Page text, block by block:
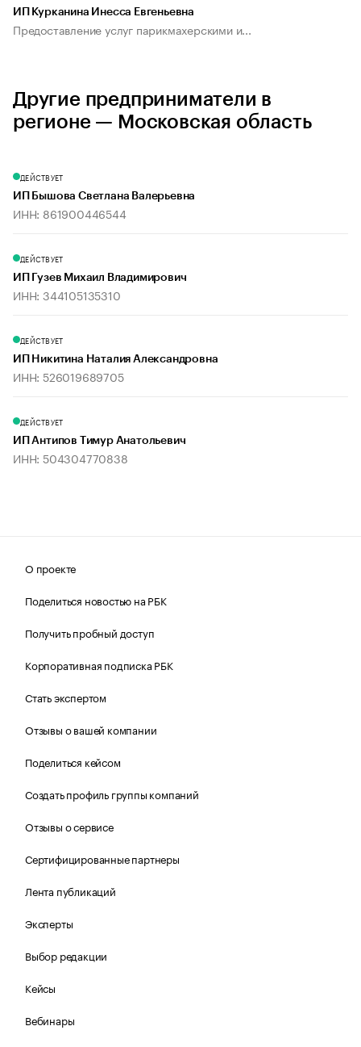
ИП Курканина Инесса Евгеньевна
Предоставление услуг парикмахерскими и...
Другие предприниматели в
регионе — Московская область
ДЕЙСТВУЕТ
ИП Бышова Светлана Валерьевна
ИНН: 861900446544
ДЕЙСТВУЕТ
ИП Гузев Михаил Владимирович
ИНН: 344105135310
ДЕЙСТВУЕТ
ИП Никитина Наталия Александровна
ИНН: 526019689705
ДЕЙСТВУЕТ
ИП Антипов Тимур Анатольевич
ИНН: 504304770838
О проекте
Поделиться новостью на РБК
Получить пробный доступ
Корпоративная подписка РБК
Стать экспертом
Отзывы о вашей компании
Поделиться кейсом
Создать профиль группы компаний
Отзывы о сервисе
Сертифицированные партнеры
Лента публикаций
Эксперты
Выбор редакции
Кейсы
Вебинары